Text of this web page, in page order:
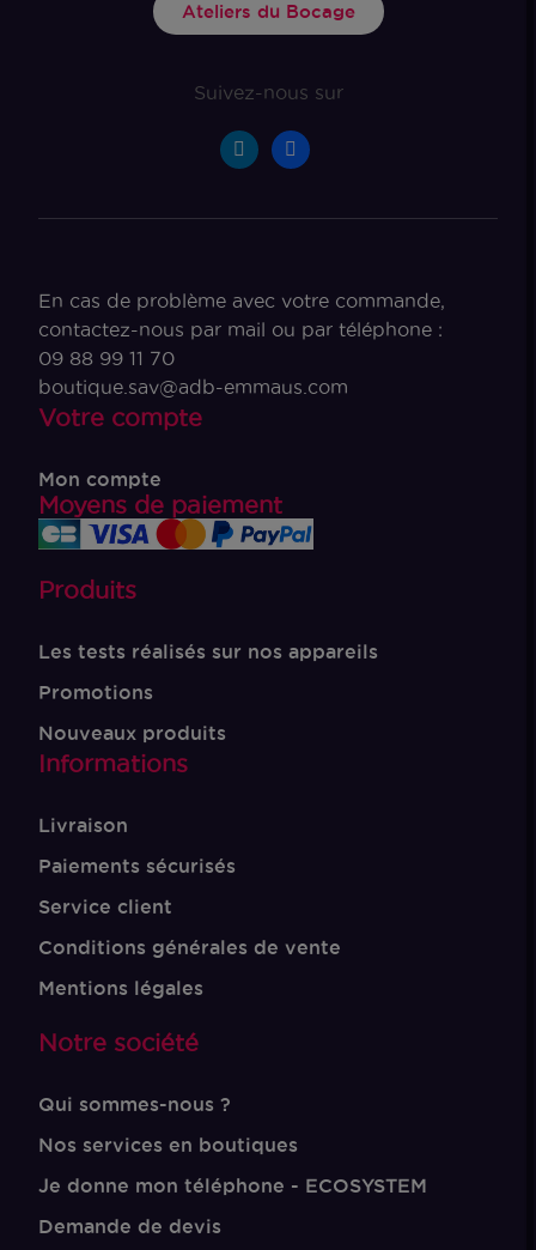
Ateliers du Bocage
Suivez-nous sur
En cas de problème avec votre commande,
contactez-nous par mail ou par téléphone :
09 88 99 11 70
boutique.sav@adb-emmaus.com
Votre compte
Mon compte
Moyens de paiement
Produits
Les tests réalisés sur nos appareils
Promotions
Nouveaux produits
Informations
Livraison
Paiements sécurisés
Service client
Conditions générales de vente
Mentions légales
Notre société
Qui sommes-nous ?
Nos services en boutiques
Je donne mon téléphone - ECOSYSTEM
Demande de devis